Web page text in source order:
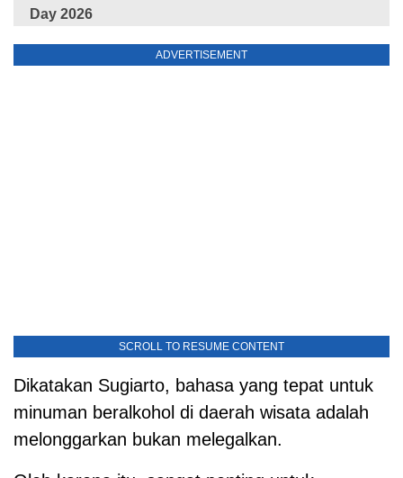
Day 2026
ADVERTISEMENT
SCROLL TO RESUME CONTENT
Dikatakan Sugiarto, bahasa yang tepat untuk
minuman beralkohol di daerah wisata adalah
melonggarkan bukan melegalkan.